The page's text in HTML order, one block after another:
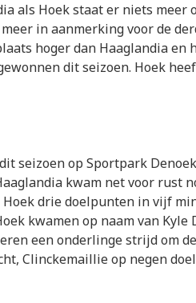
als Hoek staat er niets meer
in aanmerking voor de
hoger dan Haaglandia en
dit seizoen. Hoek
seizoen op Sportpark
kwam net voor rust
drie doelpunten in vijf
kwamen op naam van Kyle
een onderlinge strijd om
Clinckemaillie op negen